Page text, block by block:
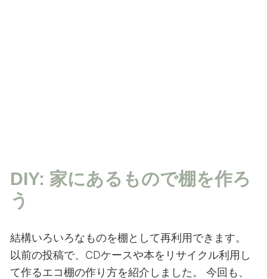
DIY: 家にあるもので棚を作ろ
う
結構いろいろなものを棚として再利用できます。
以前の投稿で、CDケースや本をリサイクル利用し
て作るエコ棚の作り方を紹介しました。
今回も、